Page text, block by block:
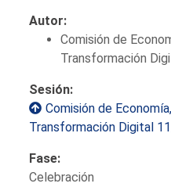
Autor:
Comisión de
Transformación
Sesión:
Comisión de
Transformación Digital
Fase:
Celebración